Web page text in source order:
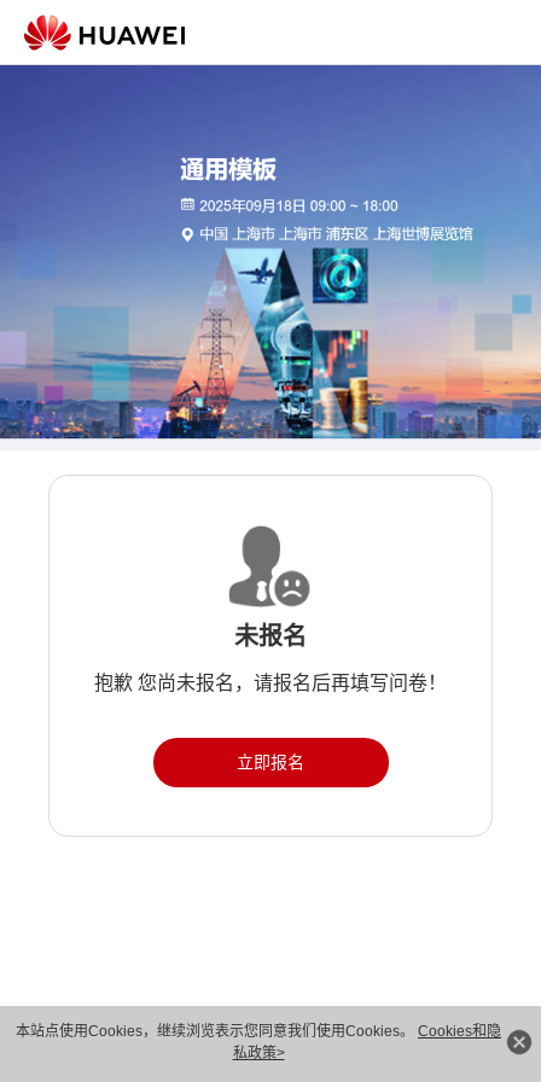
本站点使用Cookies，继续浏览表示您同意我们使用Cookies。 Cookies和隐
私政策>
未报名
抱歉 您尚未报名，请报名后再填写问卷！
立即报名
版权所有 © 华为技术有限公司 1998-2026。 保留一切权利。粤A2-20044005号
隐私保护
法律声明